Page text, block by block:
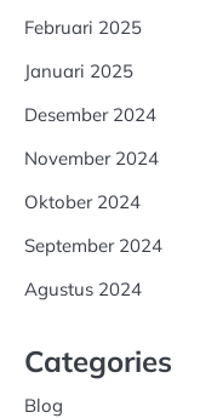
Februari 2025
Januari 2025
Desember 2024
November 2024
Oktober 2024
September 2024
Agustus 2024
Categories
Blog